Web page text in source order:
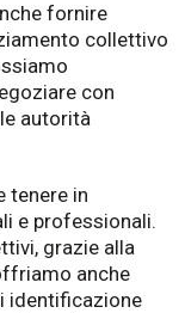
fornire
collettivo
con
autorità
tenere in
e professionali.
grazie alla
anche
identificazione